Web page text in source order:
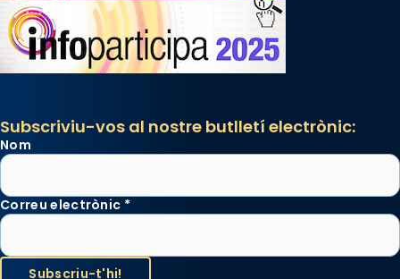
Subscriviu-vos al nostre butlletí electrònic:
Nom
Correu electrònic *